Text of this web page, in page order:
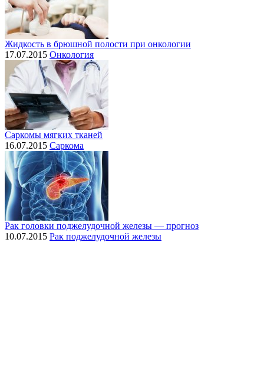
Жидкость в брюшной полости при онкологии
17.07.2015 Онкология
Саркомы мягких тканей
16.07.2015 Саркома
Рак головки поджелудочной железы — прогноз
10.07.2015 Рак поджелудочной железы